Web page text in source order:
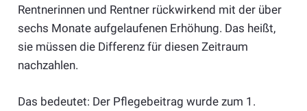
Rentnerinnen und Rentner rückwirkend mit der über
sechs Monate aufgelaufenen Erhöhung. Das heißt,
sie müssen die Differenz für diesen Zeitraum
nachzahlen.
Das bedeutet: Der Pflegebeitrag wurde zum 1.